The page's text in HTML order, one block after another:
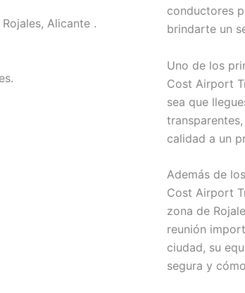
Alicante .
conductores
brindarte un
Uno de los
Cost Airport
sea que
calidad a un
Además de
Cost Airport
zona de
reunión
ciudad, su
segura y